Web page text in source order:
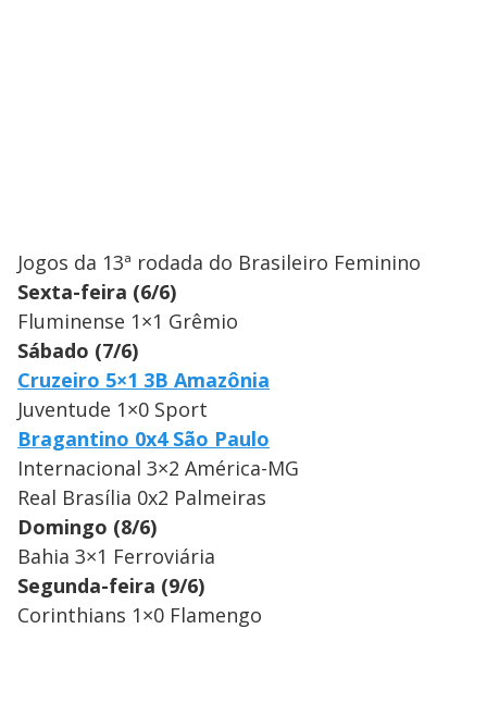
Jogos da 13ª rodada do Brasileiro Feminino
Sexta-feira (6/6)
Fluminense 1×1 Grêmio
Sábado (7/6)
Cruzeiro 5×1 3B Amazônia
Juventude 1×0 Sport
Bragantino 0x4 São Paulo
Internacional 3×2 América-MG
Real Brasília 0x2 Palmeiras
Domingo (8/6)
Bahia 3×1 Ferroviária
Segunda-feira (9/6)
Corinthians 1×0 Flamengo